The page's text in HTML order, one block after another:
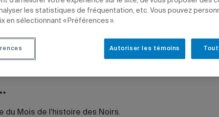
Noirs
les statistiques de fréquentation, etc. Vous pouvez
en sélectionnant « Préférences ».
Autoriser les témoins